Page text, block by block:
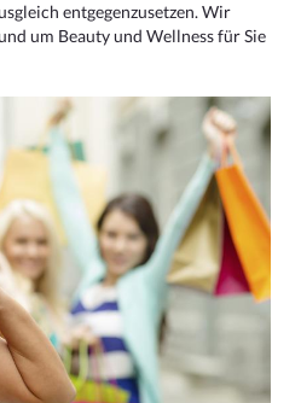
entgegenzusetzen. Wir
um Beauty und Wellness für Sie